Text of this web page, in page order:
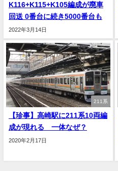
K116+K115+K105編成が廃車
回送 0番台に続き5000番台も
2022年3月14日
211系
【珍事】高崎駅に211系10両編
成が現れる 一体なぜ？
2020年2月17日